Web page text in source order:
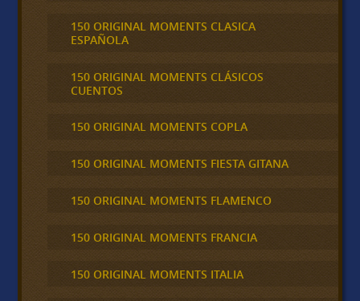
150 ORIGINAL MOMENTS CLASICA
ESPAÑOLA
150 ORIGINAL MOMENTS CLÁSICOS
CUENTOS
150 ORIGINAL MOMENTS COPLA
150 ORIGINAL MOMENTS FIESTA GITANA
150 ORIGINAL MOMENTS FLAMENCO
150 ORIGINAL MOMENTS FRANCIA
150 ORIGINAL MOMENTS ITALIA